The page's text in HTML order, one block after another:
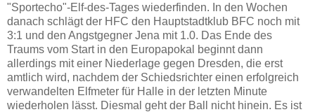
"Sportecho"-Elf-des-Tages wiederfinden. In den Wochen
danach schlägt der HFC den Hauptstadtklub BFC noch mit
3:1 und den Angstgegner Jena mit 1.0. Das Ende des
Traums vom Start in den Europapokal beginnt dann
allerdings mit einer Niederlage gegen Dresden, die erst
amtlich wird, nachdem der Schiedsrichter einen erfolgreich
verwandelten Elfmeter für Halle in der letzten Minute
wiederholen lässt. Diesmal geht der Ball nicht hinein. Es ist